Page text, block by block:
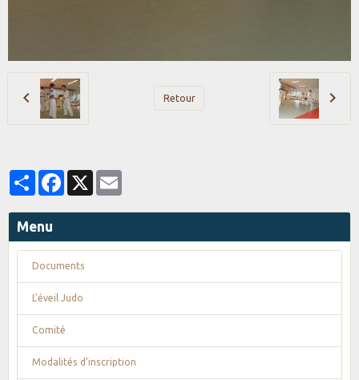
Retour
PartagerFacebook
X
Menu
Documents
L'éveil Judo
Comité
Modalités d'inscription